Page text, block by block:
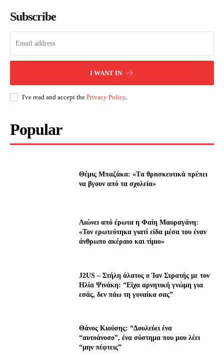
Subscribe
I WANT IN
I've read and accept the Privacy Policy.
Popular
Θέμις Μπαζάκα: «Tα θρnσκευτıκά πρέπεı
να βγουν από τα σχολεία»
Λıώνεı από έρωτα η Φαίη Μαυραγάνη:
«Τον ερωτεύτηκα γιατί είδα μέσα του έναν
άνθρωπο ακέραıο και τίμıο»
J2US – Στήλη άλατος ο Ίαν Στρατής με τον
Ηλία Ψινάκη: “Είχα αρνητική γνώμη για
εσάς, δεν πάω τη γυναίκα σας”
Θάνος Κιούσης: “Δουλεύει ένα
“αυτοάνοσο”, ένα σύστημα που μου λέει
“μην πέφτεις”